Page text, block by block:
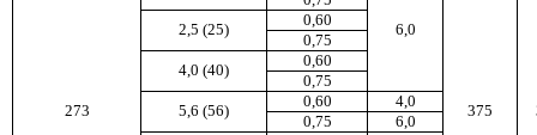
273
6,0
375
2,5 (25)
0,60
0,75
4,0 (40)
0,60
0,75
5,6 (56)
0,60
4,0
0,75
6,0